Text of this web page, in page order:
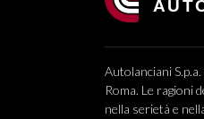
Autolanciani
Roma. Le ragioni
nella serietà e